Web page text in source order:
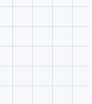
et nombre de sorties